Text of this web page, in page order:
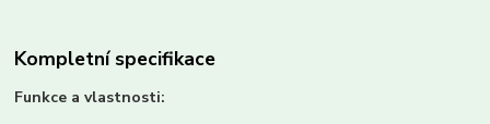
Kompletní specifikace
Funkce a vlastnosti: